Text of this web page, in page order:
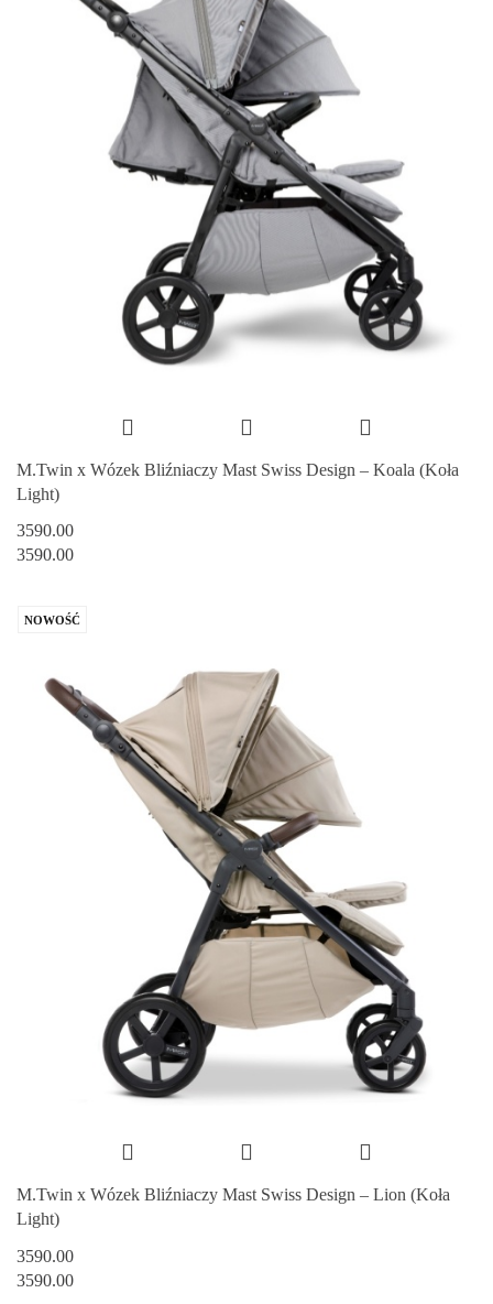
M.Twin x Wózek Bliźniaczy Mast Swiss Design – Koala (Koła
Light)
3590.00
3590.00
NOWOŚĆ
M.Twin x Wózek Bliźniaczy Mast Swiss Design – Lion (Koła
Light)
3590.00
3590.00